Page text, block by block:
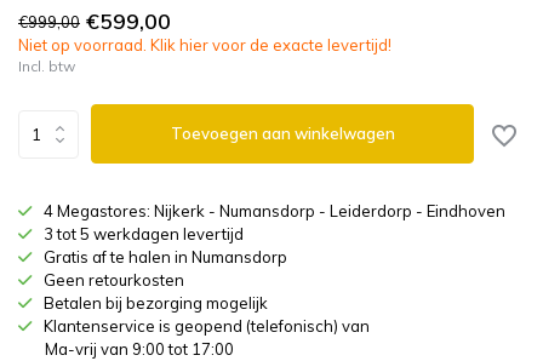
€999,00 €599,00
Niet op voorraad. Klik hier voor de exacte levertijd!
Incl. btw
Toevoegen aan winkelwagen
4 Megastores: Nijkerk - Numansdorp - Leiderdorp - Eindhoven
3 tot 5 werkdagen levertijd
Gratis af te halen in Numansdorp
Geen retourkosten
Betalen bij bezorging mogelijk
Klantenservice is geopend (telefonisch) van
Ma-vrij van 9:00 tot 17:00